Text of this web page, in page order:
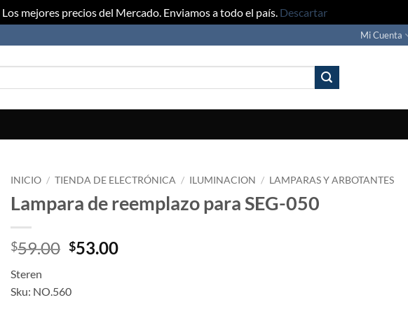
Los mejores precios del Mercado. Enviamos a todo el país. Descartar
Mi Cuenta
INICIO / TIENDA DE ELECTRÓNICA / ILUMINACION / LAMPARAS Y ARBOTANTES
Lampara de reemplazo para SEG-050
$59.00 $53.00
Steren
Sku: NO.560